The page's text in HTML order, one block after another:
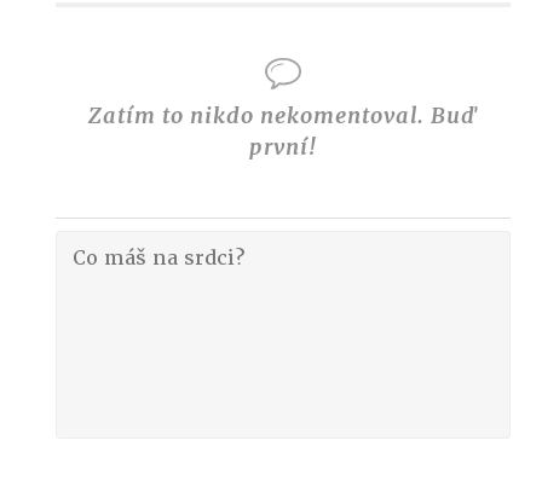
Zatím to nikdo nekomentoval. Buď
první!